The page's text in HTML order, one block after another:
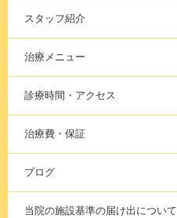
スタッフ紹介
治療メニュー
診療時間・アクセス
治療費・保証
ブログ
当院の施設基準の届け出について